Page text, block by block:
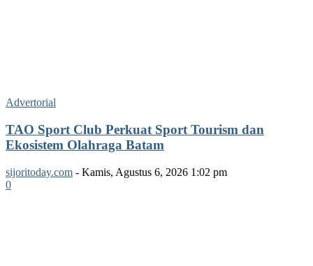
Advertorial
TAO Sport Club Perkuat Sport Tourism dan
Ekosistem Olahraga Batam
sijoritoday.com - Kamis, Agustus 6, 2026 1:02 pm
0